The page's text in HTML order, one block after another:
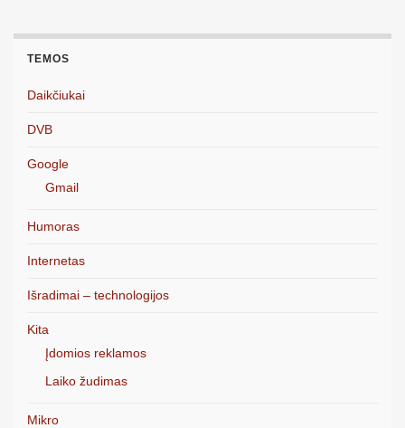
TEMOS
Daikčiukai
DVB
Google
Gmail
Humoras
Internetas
Išradimai – technologijos
Kita
Įdomios reklamos
Laiko žudimas
Mikro